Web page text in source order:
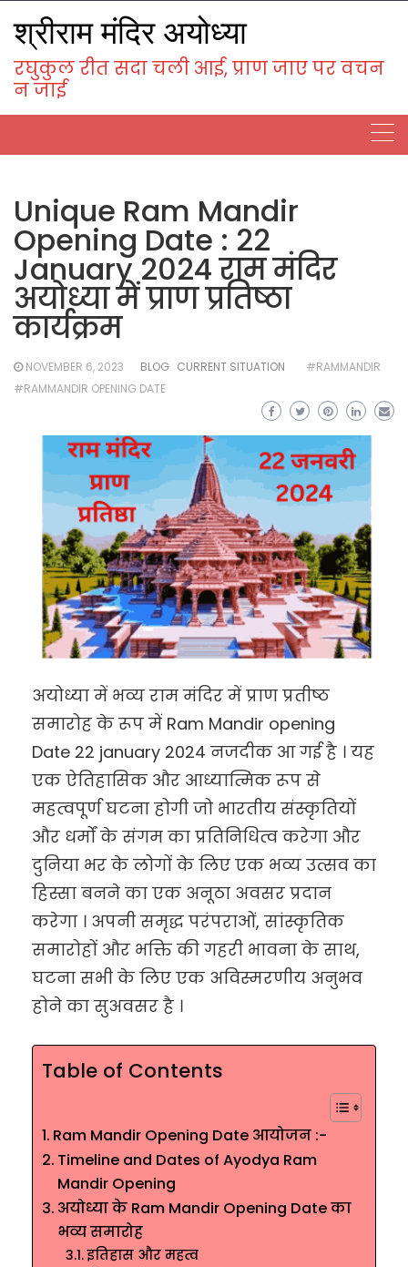
to
content
श्रीराम मंदिर अयोध्या
रघुकुल रीत सदा चली आई, प्राण जाए पर वचन
न जाई
Unique Ram Mandir
Opening Date : 22
January 2024 राम मंदिर
अयोध्या में प्राण प्रतिष्ठा
कार्यक्रम
NOVEMBER 6, 2023 BLOG CURRENT SITUATION
#RAMMANDIR
#RAMMANDIR OPENING DATE
अयोध्या में भव्य राम मंदिर में प्राण प्रतीष्ठ
समारोह के रूप में Ram Mandir opening
Date 22 january 2024 नजदीक आ गई है । यह
एक ऐतिहासिक और आध्यात्मिक रूप से
महत्वपूर्ण घटना होगी जो भारतीय संस्कृतियों
और धर्मों के संगम का प्रतिनिधित्व करेगा और
दुनिया भर के लोगों के लिए एक भव्य उत्सव का
हिस्सा बनने का एक अनूठा अवसर प्रदान
करेगा । अपनी समृद्ध परंपराओं, सांस्कृतिक
समारोहों और भक्ति की गहरी भावना के साथ,
घटना सभी के लिए एक अविस्मरणीय अनुभव
होने का सुअवसर है ।
Table of Contents
Ram Mandir Opening Date आयोजन :-
Timeline and Dates of Ayodya Ram
Mandir Opening
अयोध्या के Ram Mandir Opening Date का
भव्य समारोह
इतिहास और महत्व